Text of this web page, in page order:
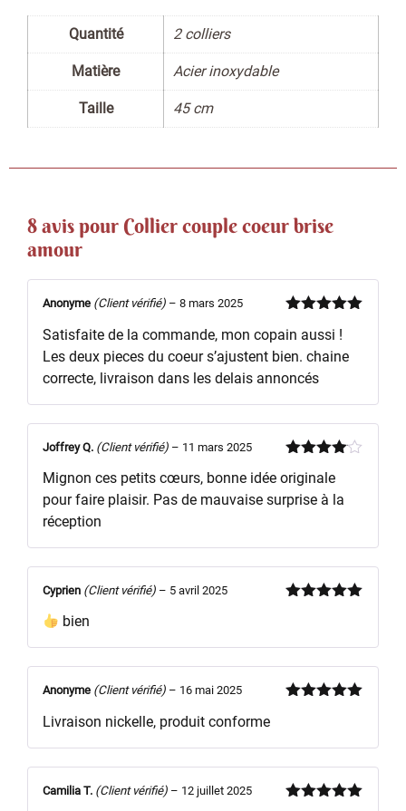
Quantité 2 colliers
Matière Acier inoxydable
Taille 45 cm
8 avis pour Collier couple coeur brise
amour
5
Anonyme (Client vérifié) – 8 mars 2025
Satisfaite de la commande, mon copain aussi !
Les deux pieces du coeur s’ajustent bien. chaine
correcte, livraison dans les delais annoncés
sur 5
Joffrey Q. (Client vérifié) – 11 mars 2025
Mignon ces petits cœurs, bonne idée originale
pour faire plaisir. Pas de mauvaise surprise à la
réception
Cyprien (Client vérifié) – 5 avril 2025
bien
Anonyme (Client vérifié) – 16 mai 2025
Livraison nickelle, produit conforme
Camilia T. (Client vérifié) – 12 juillet 2025